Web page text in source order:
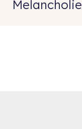
Melancholie